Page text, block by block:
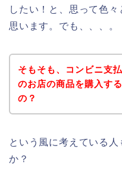
したい！と、思って色
思います。でも、、、。
そもそも、コンビニ支
のお店の商品を購入す
の？
という風に考えている
か？